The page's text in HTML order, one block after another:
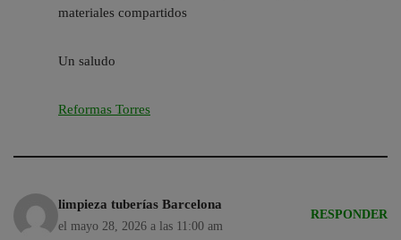
materiales compartidos
Un saludo
Reformas Torres
limpieza tuberías Barcelona
el mayo 28, 2026 a las 11:00 am
RESPONDER